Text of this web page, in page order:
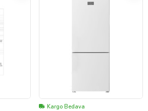
Kargo Bedava